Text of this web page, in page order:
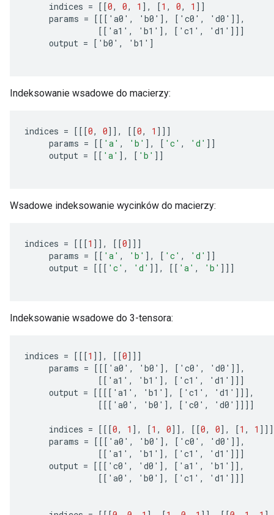
indices = [[0, 0, 1 ] , [1 , 0, 1 ]]
params = [[[ ' a0 ' , ' b0 ' ] , [ ' c0 ' , ' d0 ' ]] ,
[[ ' a1 ' , ' b1 ' ] , [ ' c1 ' , ' d1 ' ]]]
output = [ ' b0 ' , ' b1 ' ]
Indeksowanie wsadowe do macierzy:
indices = [[[0, 0]] , [[0, 1 ]]]
params = [[ 'a' , 'b' ] , [ 'c' , 'd' ]]
output = [[ 'a' ] , [ 'b' ]]
Wsadowe indeksowanie wycinków do macierzy:
indices = [[[1 ]] , [[0]]]
params = [[ 'a' , 'b' ] , [ 'c' , 'd' ]]
output = [[[ 'c' , 'd' ]] , [[ 'a' , 'b' ]]]
Indeksowanie wsadowe do 3-tensora:
indices = [[[1 ]] , [[0]]]
params = [[[ ' a0 ' , ' b0 ' ] , [ ' c0 ' , ' d0 ' ]] ,
[[ ' a1 ' , ' b1 ' ] , [ ' c1 ' , ' d1 ' ]]]
output = [[[[ ' a1 ' , ' b1 ' ] , [ ' c1 ' , ' d1 ' ]]] ,
[[[ ' a0 ' , ' b0 ' ] , [ ' c0 ' , ' d0 ' ]]]]
indices = [[[0, 1 ] , [1 , 0]] , [[0, 0] , [1 , 1 ]]]
params = [[[ ' a0 ' , ' b0 ' ] , [ ' c0 ' , ' d0 ' ]] ,
[[ ' a1 ' , ' b1 ' ] , [ ' c1 ' , ' d1 ' ]]]
output = [[[ ' c0 ' , ' d0 ' ] , [ ' a1 ' , ' b1 ' ]] ,
[[ ' a0 ' , ' b0 ' ] , [ ' c1 ' , ' d1 ' ]]]